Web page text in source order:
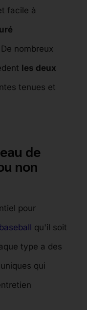
facile à
nombreux
les deux
tenues et
de
non
pour
qu'il soit
type a des
qui